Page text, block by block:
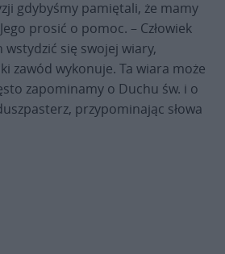
gdybyśmy pamiętali, że mamy
prosić o pomoc. – Człowiek
się swojej wiary,
zawód wykonuje. Ta wiara może
zapominamy o Duchu św. i o
przypominając słowa